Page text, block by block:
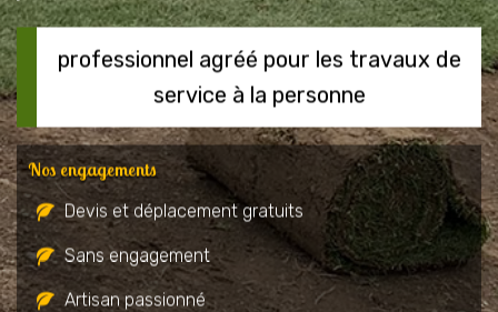
professionnel agréé pour les travaux de
service à la personne
Nos engagements
Devis et déplacement gratuits
Sans engagement
Artisan passionné